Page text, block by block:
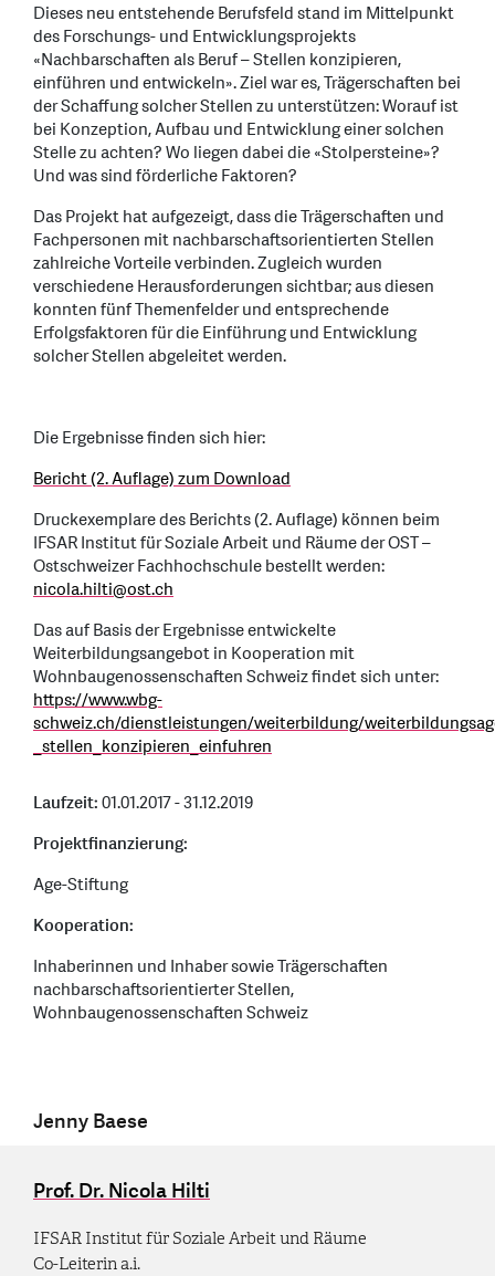
Dieses neu entstehende Berufsfeld stand im Mittelpunkt
des Forschungs- und Entwicklungsprojekts
«Nachbarschaften als Beruf – Stellen konzipieren,
einführen und entwickeln». Ziel war es, Trägerschaften bei
der Schaffung solcher Stellen zu unterstützen: Worauf ist
bei Konzeption, Aufbau und Entwicklung einer solchen
Stelle zu achten? Wo liegen dabei die «Stolpersteine»?
Und was sind förderliche Faktoren?
Das Projekt hat aufgezeigt, dass die Trägerschaften und
Fachpersonen mit nachbarschaftsorientierten Stellen
zahlreiche Vorteile verbinden. Zugleich wurden
verschiedene Herausforderungen sichtbar; aus diesen
konnten fünf Themenfelder und entsprechende
Erfolgsfaktoren für die Einführung und Entwicklung
solcher Stellen abgeleitet werden.
Die Ergebnisse finden sich hier:
Bericht (2. Auflage) zum Download
Druckexemplare des Berichts (2. Auflage) können beim
IFSAR Institut für Soziale Arbeit und Räume der OST –
Ostschweizer Fachhochschule bestellt werden:
nicola.hilti@ost.ch
Das auf Basis der Ergebnisse entwickelte
Weiterbildungsangebot in Kooperation mit
Wohnbaugenossenschaften Schweiz findet sich unter:
https://www.wbg-
schweiz.ch/dienstleistungen/weiterbildung/
_stellen_konzipieren_einfuhren
Laufzeit:01.01.2017 - 31.12.2019
Projektfinanzierung:
Age-Stiftung
Kooperation:
Inhaberinnen und Inhaber sowie Trägerschaften
nachbarschaftsorientierter Stellen,
Wohnbaugenossenschaften Schweiz
Jenny Baese
Prof. Dr. Nicola Hilti
IFSAR Institut für Soziale Arbeit und Räume
Co-Leiterin a.i.